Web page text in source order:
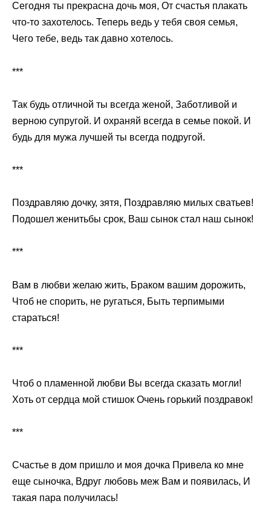
Сегодня ты прекрасна дочь моя, От счастья плакать
что-то захотелось. Теперь ведь у тебя своя семья,
Чего тебе, ведь так давно хотелось.
***
Так будь отличной ты всегда женой, Заботливой и
верною супругой. И охраняй всегда в семье покой. И
будь для мужа лучшей ты всегда подругой.
***
Поздравляю дочку, зятя, Поздравляю милых сватьев!
Подошел женитьбы срок, Ваш сынок стал наш сынок!
***
Вам в любви желаю жить, Браком вашим дорожить,
Чтоб не спорить, не ругаться, Быть терпимыми
стараться!
***
Чтоб о пламенной любви Вы всегда сказать могли!
Хоть от сердца мой стишок Очень горький поздравок!
***
Счастье в дом пришло и моя дочка Привела ко мне
еще сыночка, Вдруг любовь меж Вам и появилась, И
такая пара получилась!